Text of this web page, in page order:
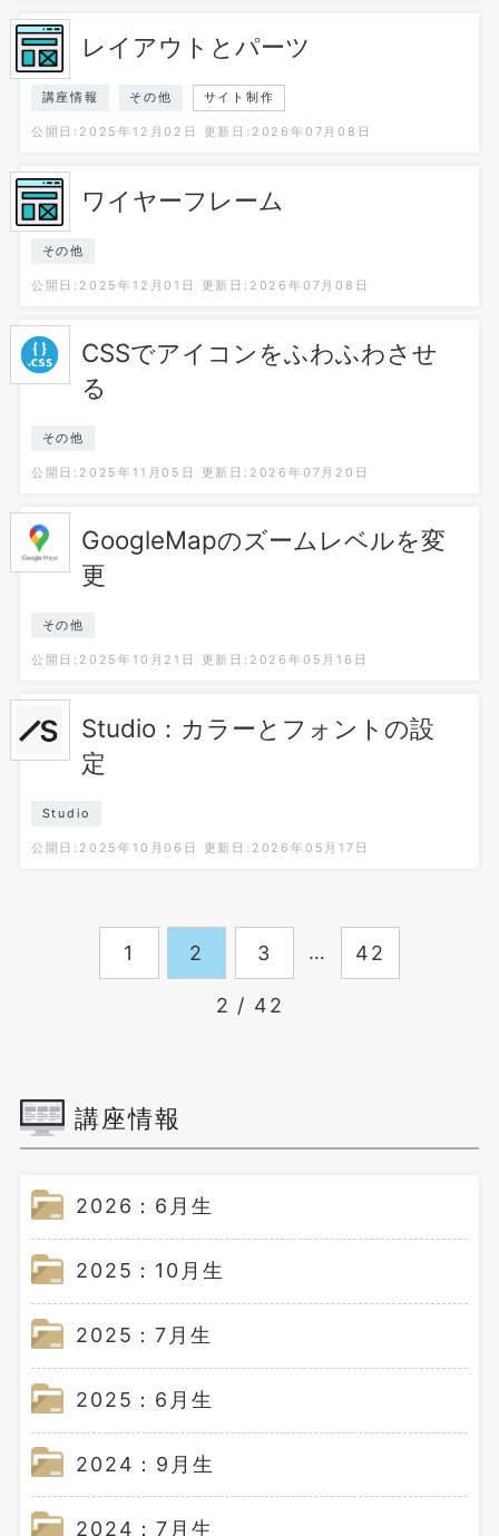
レイアウトとパーツ
講座情報 その他 サイト制作
公開日:2025年12月02日 更新日:2026年07月08日
ワイヤーフレーム
その他
公開日:2025年12月01日 更新日:2026年07月08日
CSSでアイコンをふわふわさせ
る
その他
公開日:2025年11月05日 更新日:2026年07月20日
GoogleMapのズームレベルを変
更
その他
公開日:2025年10月21日 更新日:2026年05月16日
Studio：カラーとフォントの設
定
Studio
公開日:2025年10月06日 更新日:2026年05月17日
1 2 3 … 42
2 / 42
講座情報
2026：6月生
2025：10月生
2025：7月生
2025：6月生
2024：9月生
2024：7月生